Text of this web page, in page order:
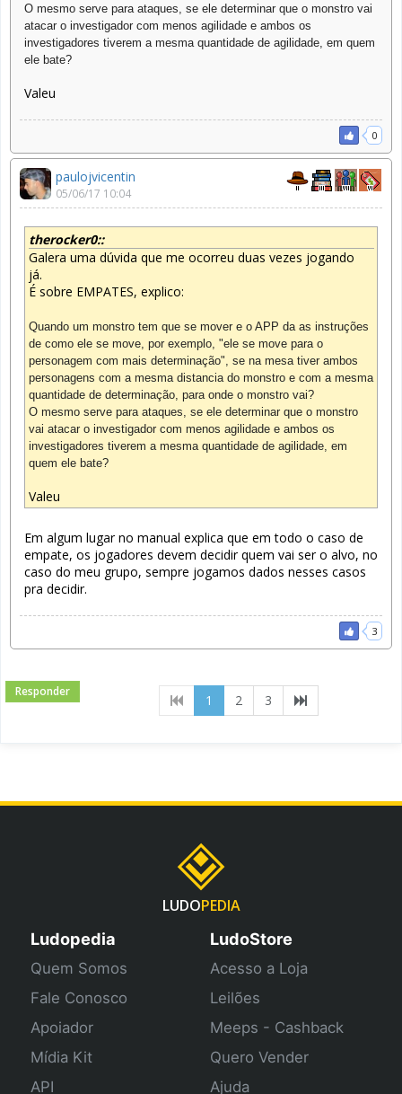
O mesmo serve para ataques, se ele determinar que o monstro vai
atacar o investigador com menos agilidade e ambos os
investigadores tiverem a mesma quantidade de agilidade, em quem
ele bate?
Valeu
0
paulojvicentin
05/06/17 10:04
therocker0::
Galera uma dúvida que me ocorreu duas vezes jogando
já.
É sobre EMPATES, explico:
Quando um monstro tem que se mover e o APP da as instruções
de como ele se move, por exemplo, "ele se move para o
personagem com mais determinação", se na mesa tiver ambos
personagens com a mesma distancia do monstro e com a mesma
quantidade de determinação, para onde o monstro vai?
O mesmo serve para ataques, se ele determinar que o monstro
vai atacar o investigador com menos agilidade e ambos os
investigadores tiverem a mesma quantidade de agilidade, em
quem ele bate?
Valeu
Em algum lugar no manual explica que em todo o caso de
empate, os jogadores devem decidir quem vai ser o alvo, no
caso do meu grupo, sempre jogamos dados nesses casos
pra decidir.
3
Responder
1 (current)
2 3
LUDOPEDIA
Ludopedia
Quem Somos
Fale Conosco
Apoiador
Mídia Kit
API
LudoStore
Acesso a Loja
Leilões
Meeps - Cashback
Quero Vender
Ajuda